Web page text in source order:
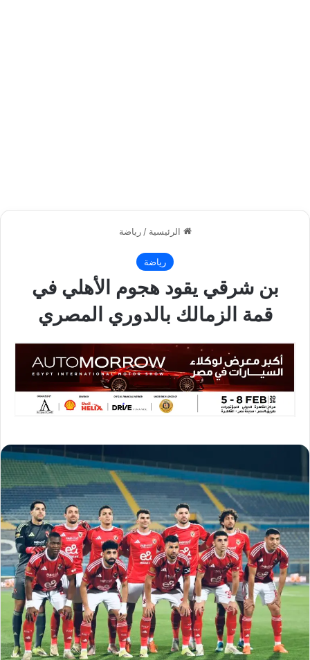
الرئيسية / رياضة
رياضة
بن شرقي يقود هجوم الأهلي في
قمة الزمالك بالدوري المصري